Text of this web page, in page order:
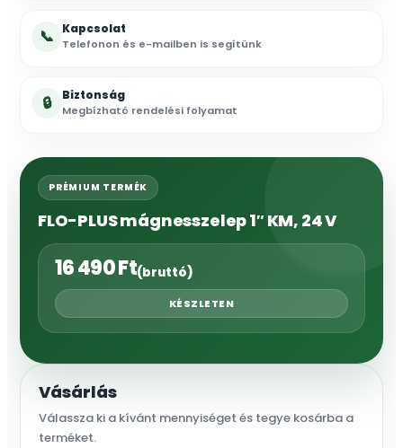
📞 Kapcsolat
Telefonon és e-mailben is segítünk
🔒 Biztonság
Megbízható rendelési folyamat
PRÉMIUM TERMÉK
FLO-PLUS mágnesszelep 1″ KM, 24 V
16 490Ft(bruttó)
KÉSZLETEN
Vásárlás
Válassza ki a kívánt mennyiséget és tegye kosárba a
terméket.